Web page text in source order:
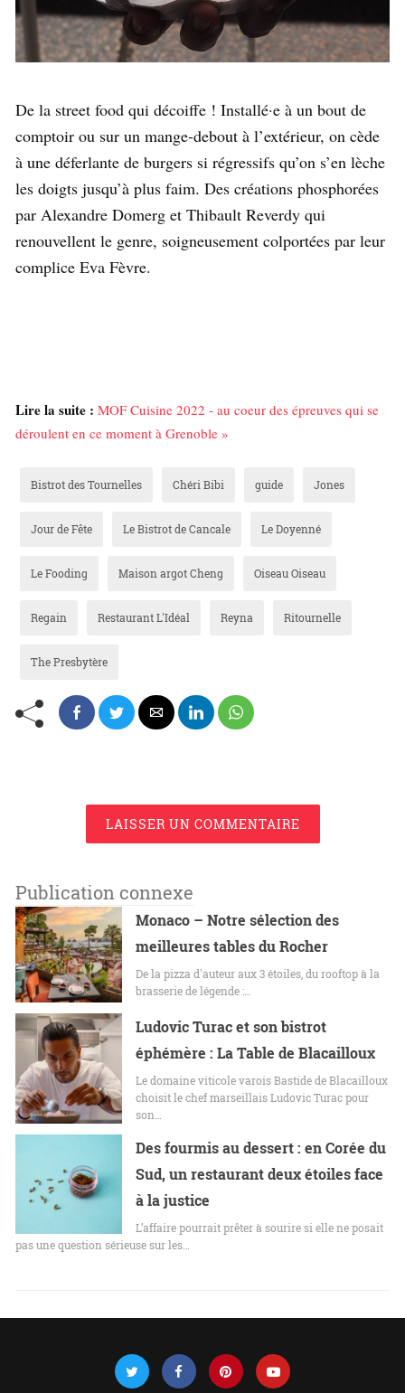
De la street food qui décoiffe ! Installé·e à un bout de
comptoir ou sur un mange-debout à l’extérieur, on cède
à une déferlante de burgers si régressifs qu’on s’en lèche
les doigts jusqu’à plus faim. Des créations phosphorées
par Alexandre Domerg et Thibault Reverdy qui
renouvellent le genre, soigneusement colportées par leur
complice Eva Fèvre.
Lire la suite : MOF Cuisine 2022 - au coeur des épreuves qui se
déroulent en ce moment à Grenoble »
Bistrot des Tournelles Chéri Bibi guide Jones
Jour de Fête Le Bistrot de Cancale Le Doyenné
Le Fooding Maison argot Cheng Oiseau Oiseau
Regain Restaurant L'Idéal Reyna Ritournelle
The Presbytère
LAISSER UN COMMENTAIRE
Publication connexe
Monaco – Notre sélection des
meilleures tables du Rocher
De la pizza d'auteur aux 3 étoiles, du rooftop à la
brasserie de légende :…
Ludovic Turac et son bistrot
éphémère : La Table de Blacailloux
Le domaine viticole varois Bastide de Blacailloux
choisit le chef marseillais Ludovic Turac pour
son…
Des fourmis au dessert : en Corée du
Sud, un restaurant deux étoiles face
à la justice
L’affaire pourrait prêter à sourire si elle ne posait
pas une question sérieuse sur les…